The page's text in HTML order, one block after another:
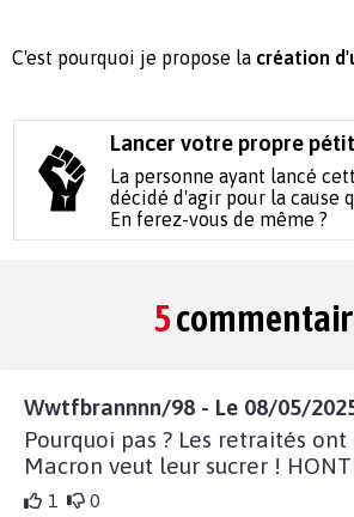
C'est pourquoi je propose la création
Lancer votre propre
La personne ayant lancé
décidé d'agir pour la cause
En ferez-vous de même ?
5
Wwtfbrannnn/98 - Le 08/05/
Pourquoi pas ? Les retraités
Macron veut leur sucrer !
1 0